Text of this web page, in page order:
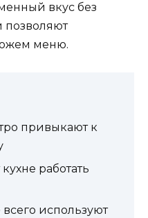
вкус без
позволяют
меню.
привыкают к
работать
используют